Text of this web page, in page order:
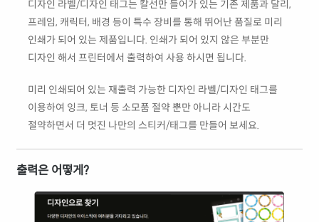
디자인 라벨/디자인 태그는 칼선만 들어가 있는 기존 제품과 달리,
프레임, 캐릭터, 배경 등이 특수 장비를 통해 뛰어난 품질로 미리
인쇄가 되어 있는 제품입니다. 인쇄가 되어 있지 않은 부분만
디자인 해서 프린터에서 출력하여 사용 하시면 됩니다.
미리 인쇄되어 있는 재출력 가능한 디자인 라벨/디자인 태그를
이용하여 잉크, 토너 등 소모품 절약 뿐만 아니라 시간도
절약하면서 더 멋진 나만의 스티커/태그를 만들어 보세요.
출력은 어떻게?